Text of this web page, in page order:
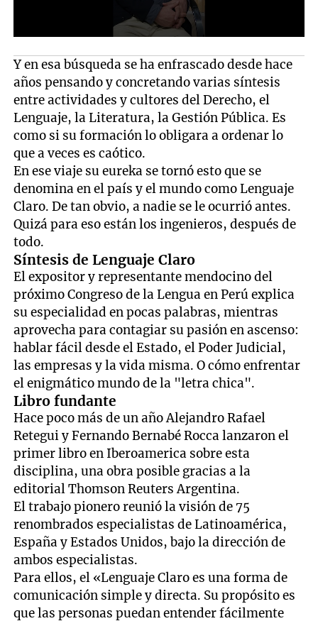
Y en esa búsqueda se ha enfrascado desde hace
años pensando y concretando varias síntesis
entre actividades y cultores del Derecho, el
Lenguaje, la Literatura, la Gestión Pública. Es
como si su formación lo obligara a ordenar lo
que a veces es caótico.
En ese viaje su eureka se tornó esto que se
denomina en el país y el mundo como Lenguaje
Claro. De tan obvio, a nadie se le ocurrió antes.
Quizá para eso están los ingenieros, después de
todo.
Síntesis de Lenguaje Claro
El expositor y representante mendocino del
próximo Congreso de la Lengua en Perú explica
su especialidad en pocas palabras, mientras
aprovecha para contagiar su pasión en ascenso:
hablar fácil desde el Estado, el Poder Judicial,
las empresas y la vida misma. O cómo enfrentar
el enigmático mundo de la "letra chica".
Libro fundante
Hace poco más de un año Alejandro Rafael
Retegui y Fernando Bernabé Rocca lanzaron el
primer libro en Iberoamerica sobre esta
disciplina, una obra posible gracias a la
editorial Thomson Reuters Argentina.
El trabajo pionero reunió la visión de 75
renombrados especialistas de Latinoamérica,
España y Estados Unidos, bajo la dirección de
ambos especialistas.
Para ellos, el «Lenguaje Claro es una forma de
comunicación simple y directa. Su propósito es
que las personas puedan entender fácilmente